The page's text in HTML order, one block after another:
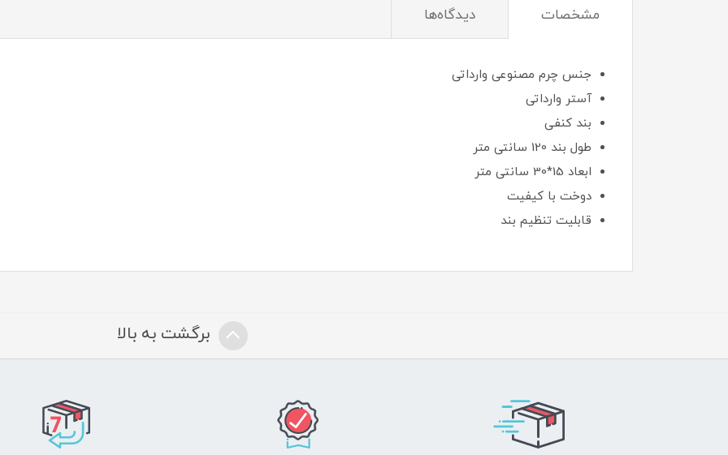
مشخصات دیدگاه‌ها
جنس چرم مصنوعی وارداتی
آستر وارداتی
بند کنفی
طول بند 120 سانتی متر
ابعاد 15*30 سانتی متر
دوخت با کیفیت
قابلیت تنظیم بند
برگشت به بالا